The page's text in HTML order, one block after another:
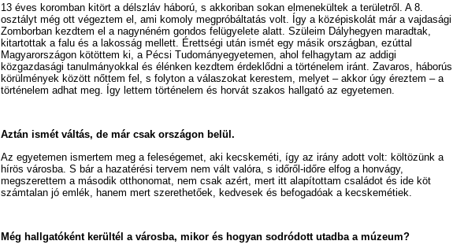
13 éves koromban kitört a délszláv háború, s akkoriban sokan elmenekültek a területről. A 8.
osztályt még ott végeztem el, ami komoly megpróbáltatás volt. Így a középiskolát már a vajdasági
Zomborban kezdtem el a nagynéném gondos felügyelete alatt. Szüleim Dályhegyen maradtak,
kitartottak a falu és a lakosság mellett. Érettségi után ismét egy másik országban, ezúttal
Magyarországon kötöttem ki, a Pécsi Tudományegyetemen, ahol felhagytam az addigi
közgazdasági tanulmányokkal és élénken kezdtem érdeklődni a történelem iránt. Zavaros, háborús
körülmények között nőttem fel, s folyton a válaszokat kerestem, melyet – akkor úgy éreztem – a
történelem adhat meg. Így lettem történelem és horvát szakos hallgató az egyetemen.
Aztán ismét váltás, de már csak országon belül.
Az egyetemen ismertem meg a feleségemet, aki kecskeméti, így az irány adott volt: költözünk a
hírös városba. S bár a hazatérési tervem nem vált valóra, s időről-időre elfog a honvágy,
megszerettem a második otthonomat, nem csak azért, mert itt alapítottam családot és ide köt
számtalan jó emlék, hanem mert szerethetőek, kedvesek és befogadóak a kecskemétiek.
Még hallgatóként kerültél a városba, mikor és hogyan sodródott utadba a múzeum?